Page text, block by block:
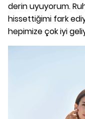
derin uyuyorum.
hissettiğimi fark
hepimize çok iyi